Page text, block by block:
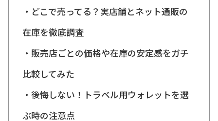
・どこで売ってる？実店舗とネット通販の
在庫を徹底調査
・販売店ごとの価格や在庫の安定感をガチ
比較してみた
・後悔しない！トラベル用ウォレットを選
ぶ時の注意点